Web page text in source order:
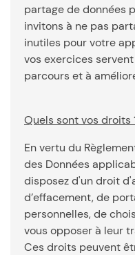
partage de données
invitons à ne pas
inutiles pour votre
vos exercices
parcours et à
Quels sont vos droits
En vertu du
des Données
disposez d'un droit
d’effacement, de
personnelles, de
vous opposer à leur
Ces droits peuvent